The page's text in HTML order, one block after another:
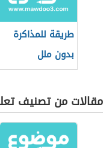
طريقة للمذاكرة
بدون ملل
مقالات من تصنيف